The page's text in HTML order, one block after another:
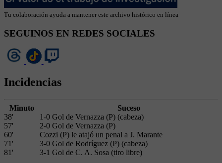
Tu colaboración ayuda a mantener este archivo histórico en línea
SEGUINOS EN REDES SOCIALES
Incidencias
Minuto
Suceso
38'
1-0 Gol de Vernazza (P) (cabeza)
57'
2-0 Gol de Vernazza (P)
60'
Cozzi (P) le atajó un penal a J. Marante
71'
3-0 Gol de Rodríguez (P) (cabeza)
81'
3-1 Gol de C. A. Sosa (tiro libre)